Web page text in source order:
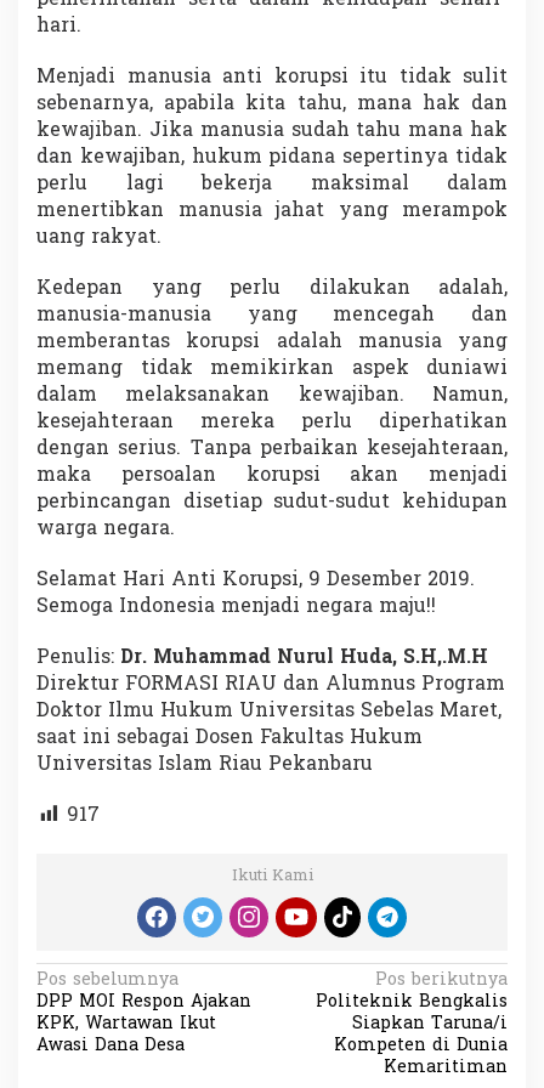
hari.
Menjadi manusia anti korupsi itu tidak sulit
sebenarnya, apabila kita tahu, mana hak dan
kewajiban. Jika manusia sudah tahu mana hak
dan kewajiban, hukum pidana sepertinya tidak
perlu lagi bekerja maksimal dalam
menertibkan manusia jahat yang merampok
uang rakyat.
Kedepan yang perlu dilakukan adalah,
manusia-manusia yang mencegah dan
memberantas korupsi adalah manusia yang
memang tidak memikirkan aspek duniawi
dalam melaksanakan kewajiban. Namun,
kesejahteraan mereka perlu diperhatikan
dengan serius. Tanpa perbaikan kesejahteraan,
maka persoalan korupsi akan menjadi
perbincangan disetiap sudut-sudut kehidupan
warga negara.
Selamat Hari Anti Korupsi, 9 Desember 2019.
Semoga Indonesia menjadi negara maju!!
Penulis: Dr. Muhammad Nurul Huda, S.H,.M.H
Direktur FORMASI RIAU dan Alumnus Program
Doktor Ilmu Hukum Universitas Sebelas Maret,
saat ini sebagai Dosen Fakultas Hukum
Universitas Islam Riau Pekanbaru
917
Ikuti Kami
N
a
v
Pos sebelumnya
DPP MOI Respon Ajakan
KPK, Wartawan Ikut
Awasi Dana Desa
Pos berikutnya
Politeknik Bengkalis
Siapkan Taruna/i
Kompeten di Dunia
Kemaritiman